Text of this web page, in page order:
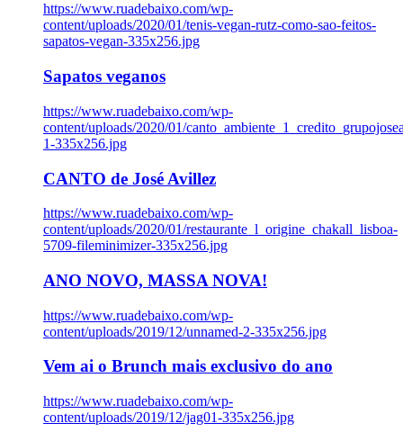
https://www.ruadebaixo.com/wp-
content/uploads/2020/01/tenis-vegan-rutz-como-sao-feitos-
sapatos-vegan-335x256.jpg
Sapatos veganos
https://www.ruadebaixo.com/wp-
content/uploads/2020/01/
1-335x256.jpg
CANTO de José Avillez
https://www.ruadebaixo.com/wp-
content/uploads/2020/01/restaurante_l_origine_chakall_lisboa-
5709-fileminimizer-335x256.jpg
ANO NOVO, MASSA NOVA!
https://www.ruadebaixo.com/wp-
content/uploads/2019/12/unnamed-2-335x256.jpg
Vem ai o Brunch mais exclusivo do ano
https://www.ruadebaixo.com/wp-
content/uploads/2019/12/jag01-335x256.jpg